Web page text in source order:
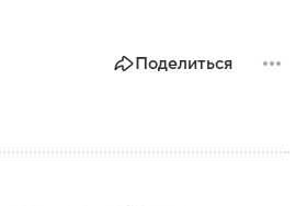
Поделиться